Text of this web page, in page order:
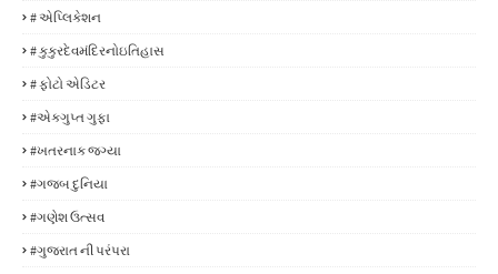
# એપ્લિકેશન
# કુકુરદેવમંદિરનોઇતિહાસ
# ફોટો એડિટર
#એકગુપ્ત ગુફા
#ખતરનાક જગ્યા
#ગજબ દુનિયા
#ગણેશ ઉત્સવ
#ગુજરાત ની પરંપરા